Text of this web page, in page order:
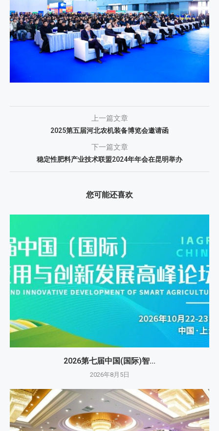
上一篇文章
2025第五届河北农机装备博览会邀请函
下一篇文章
稳定性肥料产业技术联盟2024年年会在昆明举办
您可能还喜欢
2026第七届中国(国际)智...
2026年8月5日